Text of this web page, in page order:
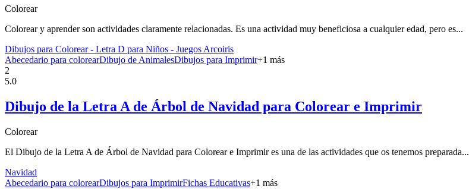
Colorear
Colorear y aprender son actividades claramente relacionadas. Es una actividad muy beneficiosa a cualquier edad, pero es...
Dibujos para Colorear - Letra D para Niños - Juegos Arcoiris
Abecedario para colorearDibujo de AnimalesDibujos para Imprimir+1 más
2
5.0
Dibujo de la Letra A de Árbol de Navidad para Colorear e Imprimir
Colorear
El Dibujo de la Letra A de Árbol de Navidad para Colorear e Imprimir es una de las actividades que os tenemos preparada...
Navidad
Abecedario para colorearDibujos para ImprimirFichas Educativas+1 más